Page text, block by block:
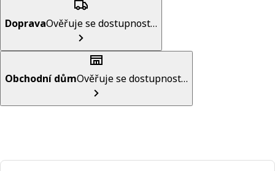
DopravaOvěřuje se dostupnost…
Obchodní důmOvěřuje se dostupnost…